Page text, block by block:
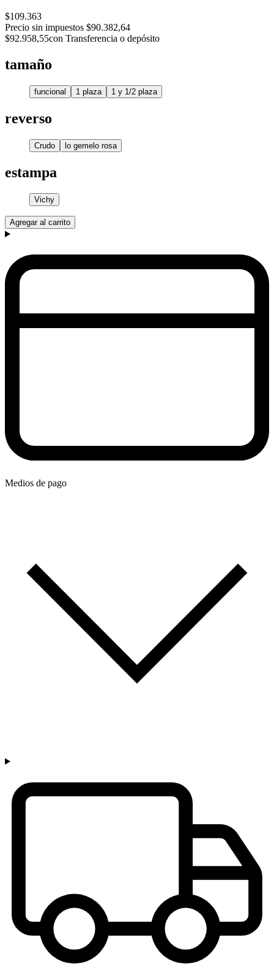
$109.363
Precio sin impuestos $90.382,64
$92.958,55con Transferencia o depósito
tamaño
funcional 1 plaza 1 y 1/2 plaza
reverso
Crudo lo gemelo rosa
estampa
Vichy
Agregar al carrito
Medios de pago